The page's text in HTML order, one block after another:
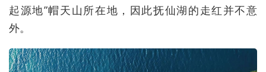
起源地”帽天山所在地，因此抚仙湖的走红并不意
外。